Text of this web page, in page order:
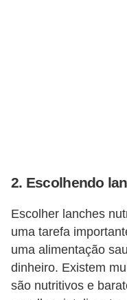
2. Escolhendo
Escolher lanches
uma tarefa
uma alimentação
dinheiro. Existem
são nutritivos e
e
s
a